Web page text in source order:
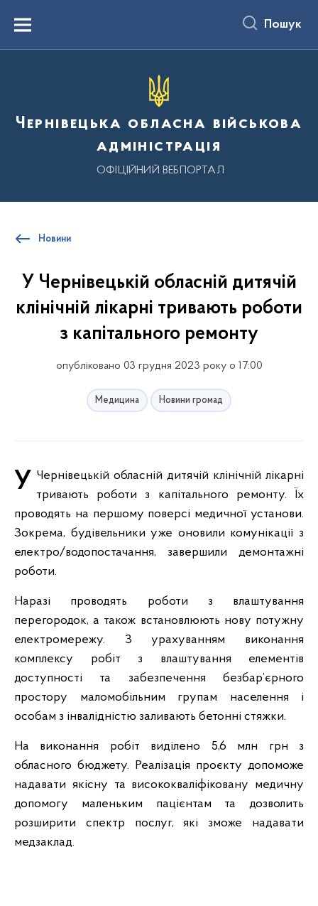
вмістуMenu Пошук
Чернівецька обласна військова
адміністрація
ОФІЦІЙНИЙ ВЕБПОРТАЛ
Новини
У Чернівецькій обласній дитячій
клінічній лікарні тривають роботи
з капітального ремонту
опубліковано 03 грудня 2023 року о 17:00
Медицина Новини громад
У Чернівецькій обласній дитячій клінічній лікарні тривають роботи з капітального ремонту. Їх
проводять на першому поверсі медичної установи.
Зокрема, будівельники уже оновили комунікації з
електро/водопостачання, завершили демонтажні
роботи.
Наразі проводять роботи з влаштування
перегородок, а також встановлюють нову потужну
електромережу. З урахуванням виконання
комплексу робіт з влаштування елементів
доступності та забезпечення безбар’єрного
простору маломобільним групам населення і
особам з інвалідністю заливають бетонні стяжки.
На виконання робіт виділено 5,6 млн грн з
обласного бюджету. Реалізація проєкту допоможе
надавати якісну та висококваліфіковану медичну
допомогу маленьким пацієнтам та дозволить
розширити спектр послуг, які зможе надавати
медзаклад.